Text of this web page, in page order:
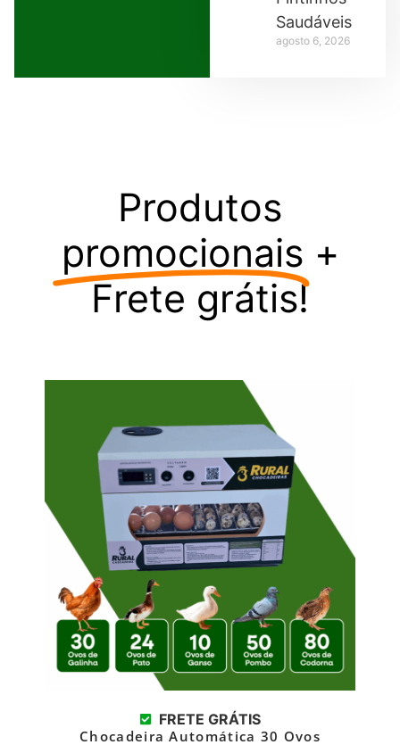
Saudáveis
agosto 6, 2026
Produtos
promocionais +
Frete grátis!
FRETE GRÁTIS
Chocadeira Automática 30 Ovos